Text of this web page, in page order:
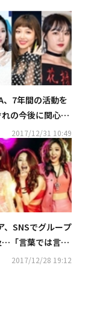
、7年間の活動を
の今後に関心集
2017/12/31 10:49
、SNSでグループ
…「言葉では言い
2017/12/28 19:12